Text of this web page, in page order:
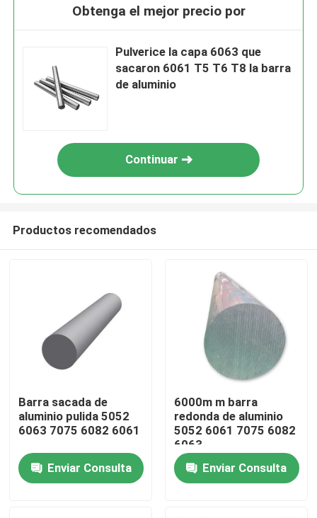
Sobre nosotros
Contactos
Obtenga el mejor precio por
Pulverice la capa 6063 que
sacaron 6061 T5 T6 T8 la barra
de aluminio
Continuar
Productos recomendados
Barra sacada de
aluminio pulida 5052
6063 7075 6082 6061
Enviar Consulta
6000m m barra
redonda de aluminio
5052 6061 7075 6082
6063
Enviar Consulta